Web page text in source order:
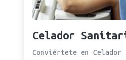
Celador
Conviértete en